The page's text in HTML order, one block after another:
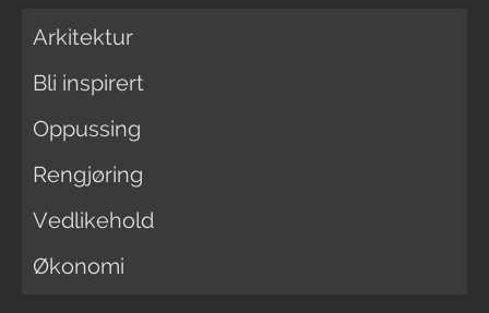
Arkitektur
Bli inspirert
Oppussing
Rengjøring
Vedlikehold
Økonomi